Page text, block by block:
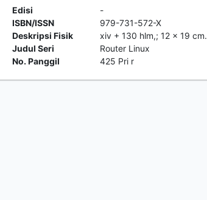
Edisi
-
ISBN/ISSN
979-731-572-X
Deskripsi Fisik
xiv + 130 hlm,; 12 x 19 cm.
Judul Seri
Router Linux
No. Panggil
425 Pri r